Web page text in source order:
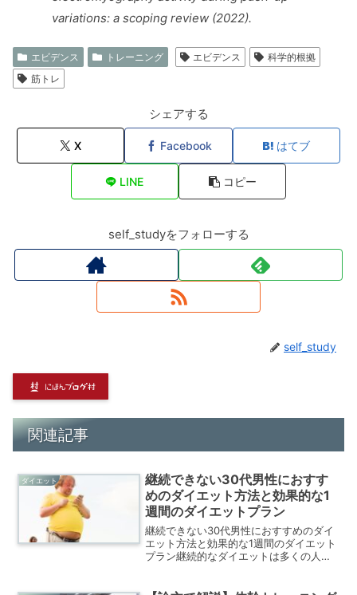
variations: a scoping review (2022).
エビデンス トレーニング エビデンス
科学的根拠
筋トレ
シェアする
X Facebook はてブ
LINE コピー
self_studyをフォローする
self_study
関連記事
ダイエット
継続できない30代男性におすす
めのダイエット方法と効果的な1
週間のダイエットプラン
継続できない30代男性におすすめのダイ
エット方法と効果的な1週間のダイエット
プラン継続的なダイエットは多くの人に